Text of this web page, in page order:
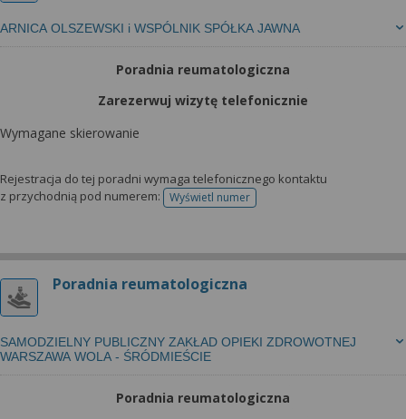
ARNICA OLSZEWSKI i WSPÓLNIK SPÓŁKA JAWNA
Poradnia reumatologiczna
Zarezerwuj wizytę telefonicznie
Wymagane skierowanie
Rejestracja do tej poradni wymaga telefonicznego kontaktu
z przychodnią pod numerem:
Wyświetl numertelefonu do rejestracji
Poradnia reumatologiczna
SAMODZIELNY PUBLICZNY ZAKŁAD OPIEKI ZDROWOTNEJ
WARSZAWA WOLA - ŚRÓDMIEŚCIE
Poradnia reumatologiczna